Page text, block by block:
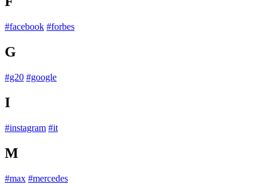
#facebook #forbes
G
#g20 #google
I
#instagram #it
M
#max #mercedes